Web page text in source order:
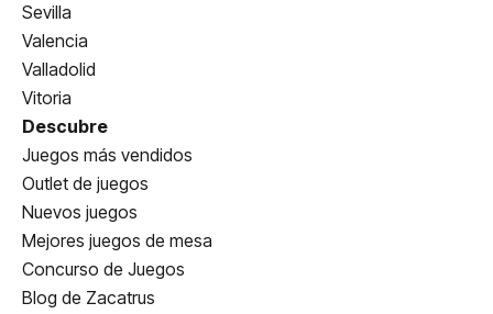
Sevilla
Valencia
Valladolid
Vitoria
Descubre
Juegos más vendidos
Outlet de juegos
Nuevos juegos
Mejores juegos de mesa
Concurso de Juegos
Blog de Zacatrus